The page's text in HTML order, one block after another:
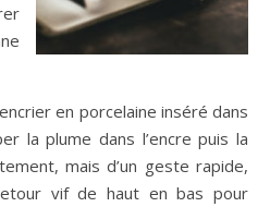
en porcelaine inséré dans
la plume dans l’encre puis la
mais d’un geste rapide,
vif de haut en bas pour